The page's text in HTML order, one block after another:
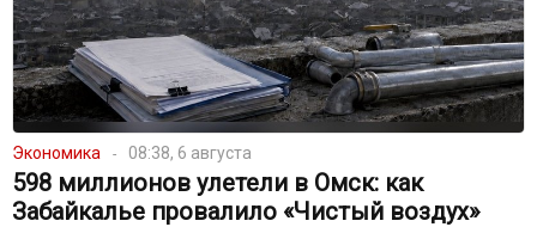
Экономика 08:38, 6 августа
598 миллионов улетели в Омск: как
Забайкалье провалило «Чистый воздух»